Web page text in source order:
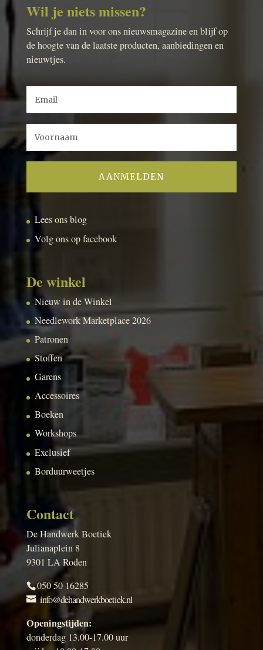
Wil je niets missen?
Schrijf je dan in voor ons nieuwsmagazine en blijf op
de hoogte van de laatste producten, aanbiedingen en
nieuwtjes.
Lees ons blog
Volg ons op facebook
De winkel
Nieuw in de Winkel
Needlework Marketplace 2026
Patronen
Stoffen
Garens
Accessoires
Boeken
Workshops
Exclusief
Borduurweetjes
Contact
De Handwerk Boetiek
Julianaplein 8
9301 LA Roden
050 50 16285
info@dehandwerkboetiek.nl
Openingstijden:
donderdag 13.00-17.00 uur